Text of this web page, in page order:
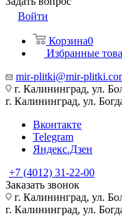
Войти
Корзина0
Избранные
mir-plitki@mir-
г. Калининград, ул.
г. Калининград, ул.
Вконтакте
Telegram
Яндекс.Дзен
+7 (4012) 31-22-00
Заказать звонок
г. Калининград, ул.
г. Калининград, ул.